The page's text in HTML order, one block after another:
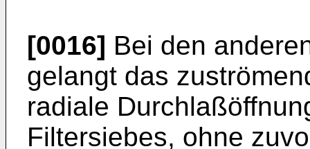
[0016] Bei den
gelangt das
radiale
Filtersiebes, ohne